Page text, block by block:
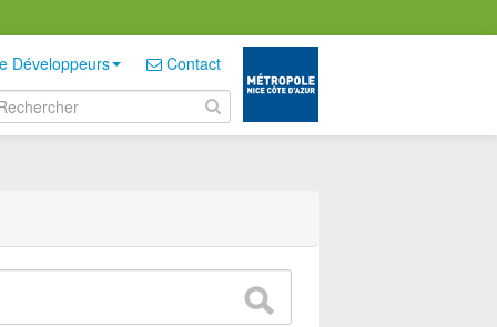
Développeurs Contact